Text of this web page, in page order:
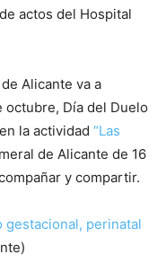
actos del Hospital
Alicante va a
octubre, Día del Duelo
la actividad “Las
de Alicante de 16
y compartir.
gestacional, perinatal